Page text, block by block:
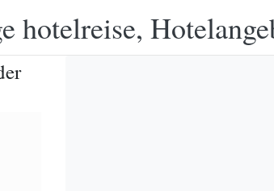
hotelreise,